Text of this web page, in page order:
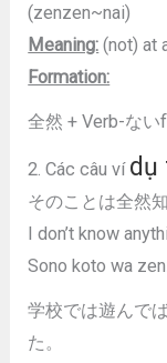
(zenzen~nai)
Meaning: (not) at
Formation:
全然 + Verb-ない
2. Các câu ví dụ
そのことは全然
I don’t know
Sono koto wa
学校では遊んで
た。